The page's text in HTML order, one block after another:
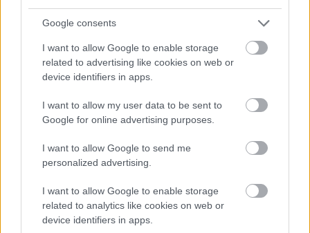
Google consents
I want to allow Google to enable storage
related to advertising like cookies on web or
device identifiers in apps.
I want to allow my user data to be sent to
Google for online advertising purposes.
I want to allow Google to send me
personalized advertising.
I want to allow Google to enable storage
related to analytics like cookies on web or
device identifiers in apps.
teljesítménymegosztás áll, amelyet sokan hibás
filozófiának tartanak. A Miami utáni változtatások
ellenére Norris szerint továbbra sem lehet
padlógázzal teljesíteni az időmérőt, ami jól
mutatja, mennyire nehéz működőképessé tenni az
eredeti koncepciót.
A pilóták egy része és sok hagyományosabb
gondolkodású szurkoló azt kifogásolja, hogy
bizonyos előzések nem a versenyző bátorságából
vagy tudásából fakadnak, hanem abból, ki mennyi